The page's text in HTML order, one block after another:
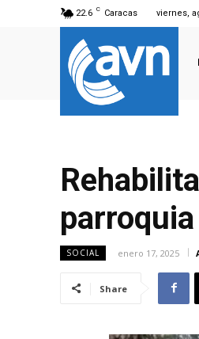
22.6 C Caracas viernes,
SOCIAL enero 17, 2025
Share